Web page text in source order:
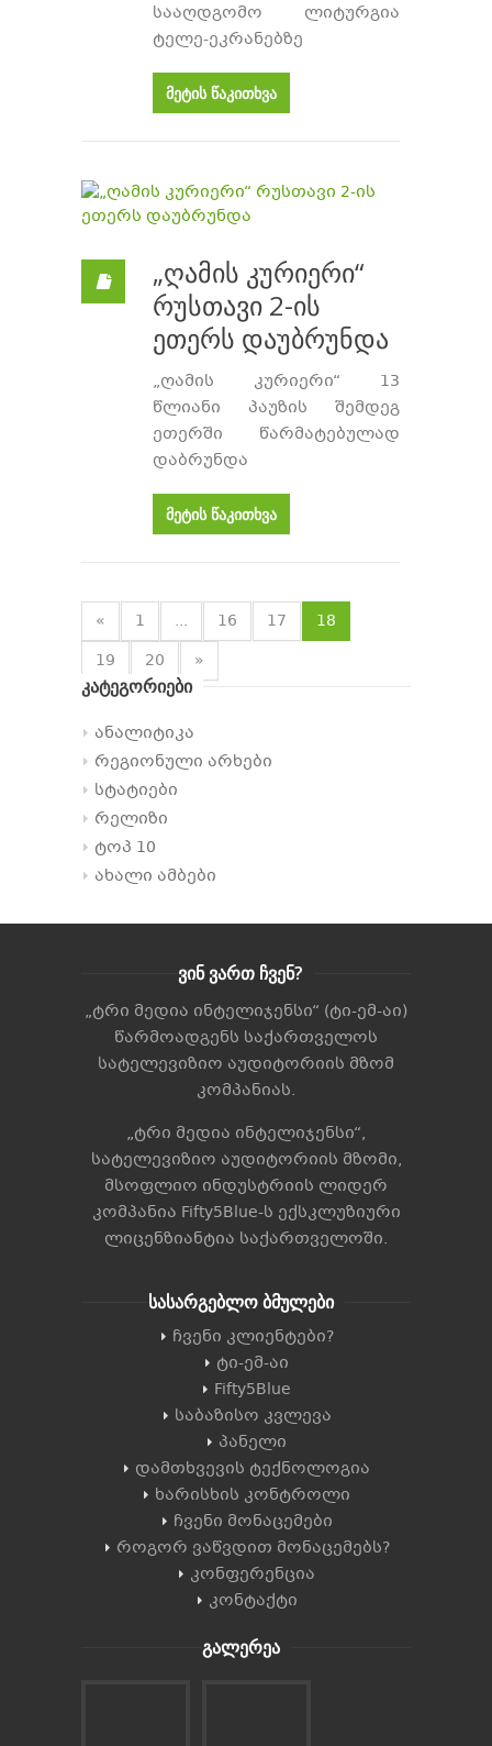
სააღდგომო ლიტურგია
ტელე-ეკრანებზე
მეტის წაკითხვა
„ღამის კურიერი“
რუსთავი 2-ის
ეთერს დაუბრუნდა
„ღამის კურიერი“ 13
წლიანი პაუზის შემდეგ
ეთერში წარმატებულად
დაბრუნდა
მეტის წაკითხვა
« 1 ... 16 17
18
19
20
»
კატეგორიები
ანალიტიკა
რეგიონული არხები
სტატიები
რელიზი
ტოპ 10
ახალი ამბები
ვინ ვართ ჩვენ?
„ტრი მედია ინტელიჯენსი“ (ტი-ემ-აი)
წარმოადგენს საქართველოს
სატელევიზიო აუდიტორიის მზომ
კომპანიას.
„ტრი მედია ინტელიჯენსი“,
სატელევიზიო აუდიტორიის მზომი,
მსოფლიო ინდუსტრიის ლიდერ
კომპანია Fifty5Blue-ს ექსკლუზიური
ლიცენზიანტია საქართველოში.
სასარგებლო ბმულები
ჩვენი კლიენტები?
ტი-ემ-აი
Fifty5Blue
საბაზისო კვლევა
პანელი
დამთხვევის ტექნოლოგია
ხარისხის კონტროლი
ჩვენი მონაცემები
როგორ ვაწვდით მონაცემებს?
კონფერენცია
კონტაქტი
გალერეა